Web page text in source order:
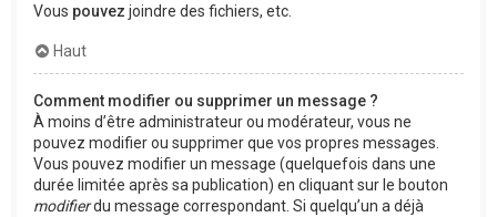
Vous pouvez joindre des fichiers, etc.
Haut
Comment modifier ou supprimer un message ?
À moins d’être administrateur ou modérateur, vous ne
pouvez modifier ou supprimer que vos propres messages.
Vous pouvez modifier un message (quelquefois dans une
durée limitée après sa publication) en cliquant sur le bouton
modifierdu message correspondant. Si quelqu’un a déjà